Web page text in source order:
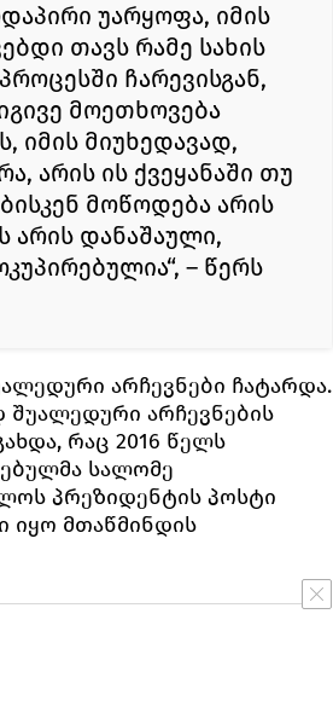
უარყოფა, იმის
თავს რამე სახის
ჩარევისგან,
მოეთხოვება
იმის მიუხედავად,
არის ის ქვეყანაში თუ
მოწოდება არის
არის დანაშაული,
– წერს
არჩევნები ჩატარდა.
შუალედური არჩევნების
რაც 2016 წელს
სალომე
პრეზიდენტის პოსტი
იყო მთაწმინდის